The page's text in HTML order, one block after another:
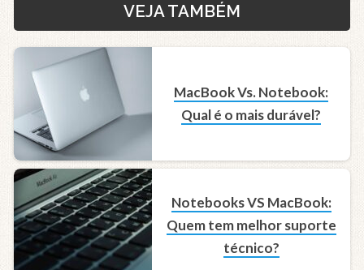
VEJA TAMBÉM
MacBook Vs. Notebook:
Qual é o mais durável?
Notebooks VS MacBook:
Quem tem melhor suporte
técnico?